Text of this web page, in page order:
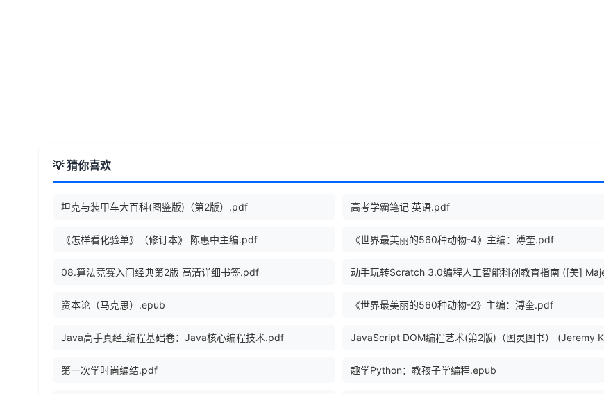
💡 猜你喜欢
坦克与装甲车大百科(图鉴版)（第2版）.pdf 高考学霸笔记 英语.pdf
《怎样看化验单》（修订本》 陈惠中主编.pdf 《世界最美丽的560种动物-4》主编：溥奎.pdf
08.算法竞赛入门经典第2版 高清详细书签.pdf
资本论（马克思）.epub 《世界最美丽的560种动物-2》主编：溥奎.pdf
Java高手真经_编程基础卷：Java核心编程技术.pdf
第一次学时尚编结.pdf 趣学Python：教孩子学编程.epub